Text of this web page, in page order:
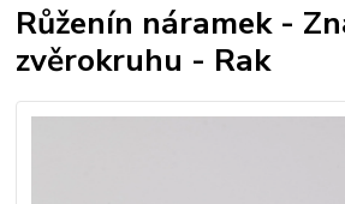
Růženín náramek -
zvěrokruhu - Rak